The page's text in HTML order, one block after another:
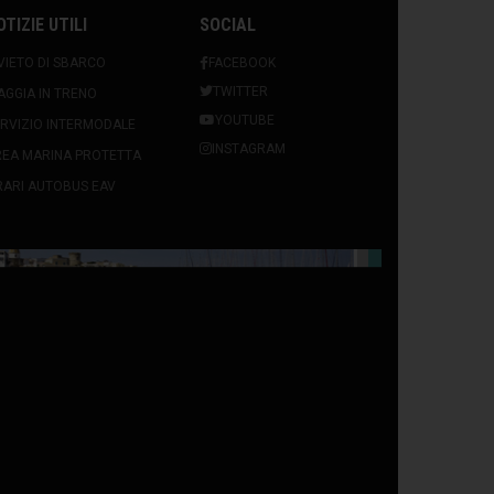
UTILI
DI SBARCO
IN TRENO
INTERMODALE
MARINA PROTETTA
AUTOBUS EAV
SOCIAL
FACEBOOK
TWITTER
YOUTUBE
INSTAGRAM